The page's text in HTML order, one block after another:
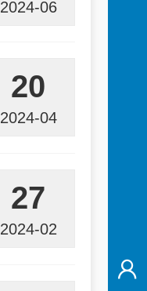
2024-06
20
2024-04
27
2024-02